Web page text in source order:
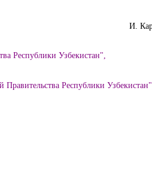
И.
Республики Узбекистан",
Правительства Республики